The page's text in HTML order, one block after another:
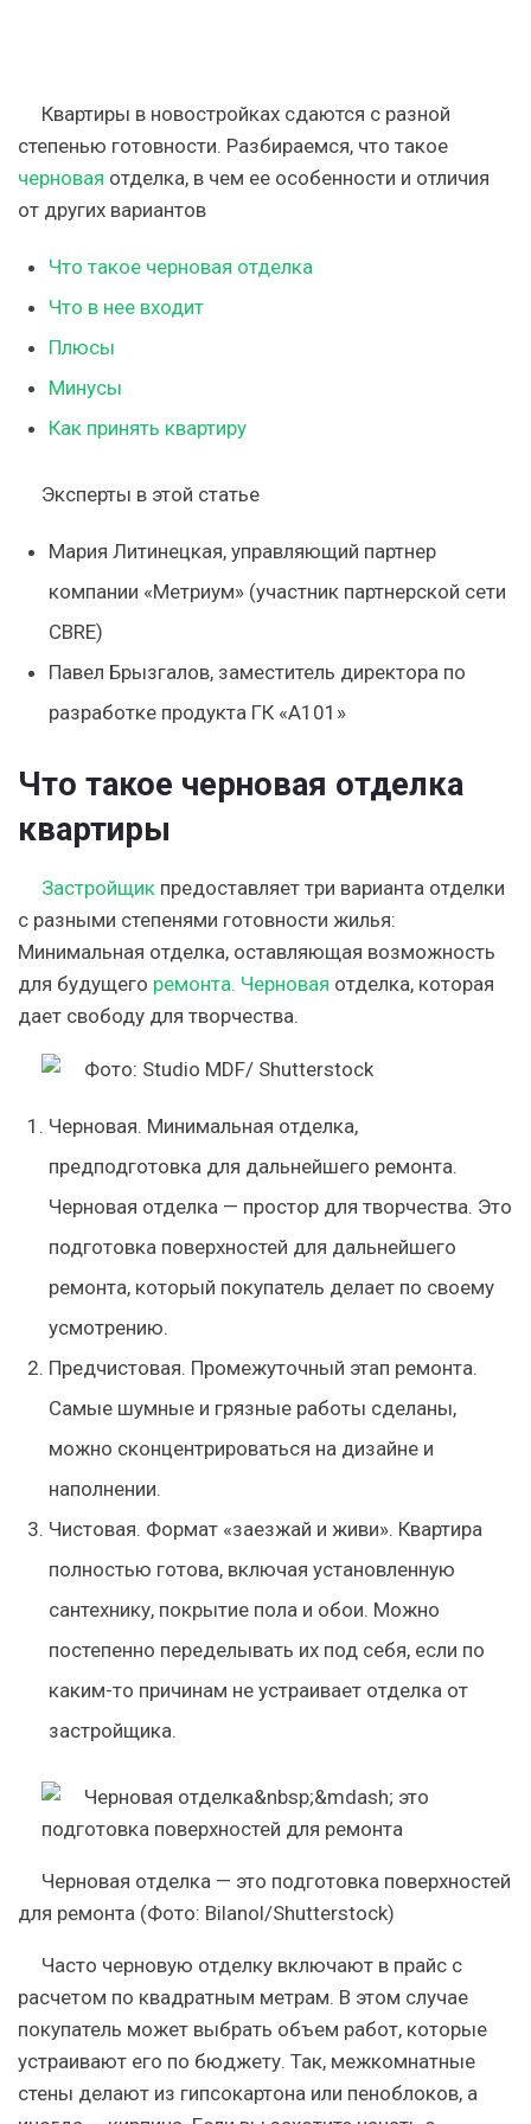
Квартиры в новостройках сдаются с разной
степенью готовности. Разбираемся, что такое
черновая отделка, в чем ее особенности и отличия
от других вариантов
Что такое черновая отделка
Что в нее входит
Плюсы
Минусы
Как принять квартиру
Эксперты в этой статье
Мария Литинецкая, управляющий партнер
компании «Метриум» (участник партнерской сети
CBRE)
Павел Брызгалов, заместитель директора по
разработке продукта ГК «А101»
Что такое черновая отделка
квартиры
Застройщик предоставляет три варианта отделки
с разными степенями готовности жилья:
Минимальная отделка, оставляющая возможность
для будущего ремонта. Черновая отделка, которая
дает свободу для творчества.
Черновая. Минимальная отделка,
предподготовка для дальнейшего ремонта.
Черновая отделка — простор для творчества. Это
подготовка поверхностей для дальнейшего
ремонта, который покупатель делает по своему
усмотрению.
Предчистовая. Промежуточный этап ремонта.
Самые шумные и грязные работы сделаны,
можно сконцентрироваться на дизайне и
наполнении.
Чистовая. Формат «заезжай и живи». Квартира
полностью готова, включая установленную
сантехнику, покрытие пола и обои. Можно
постепенно переделывать их под себя, если по
каким-то причинам не устраивает отделка от
застройщика.
Черновая отделка — это подготовка поверхностей
для ремонта (Фото: Bilanol/Shutterstock)
Часто черновую отделку включают в прайс с
расчетом по квадратным метрам. В этом случае
покупатель может выбрать объем работ, которые
устраивают его по бюджету. Так, межкомнатные
стены делают из гипсокартона или пеноблоков, а